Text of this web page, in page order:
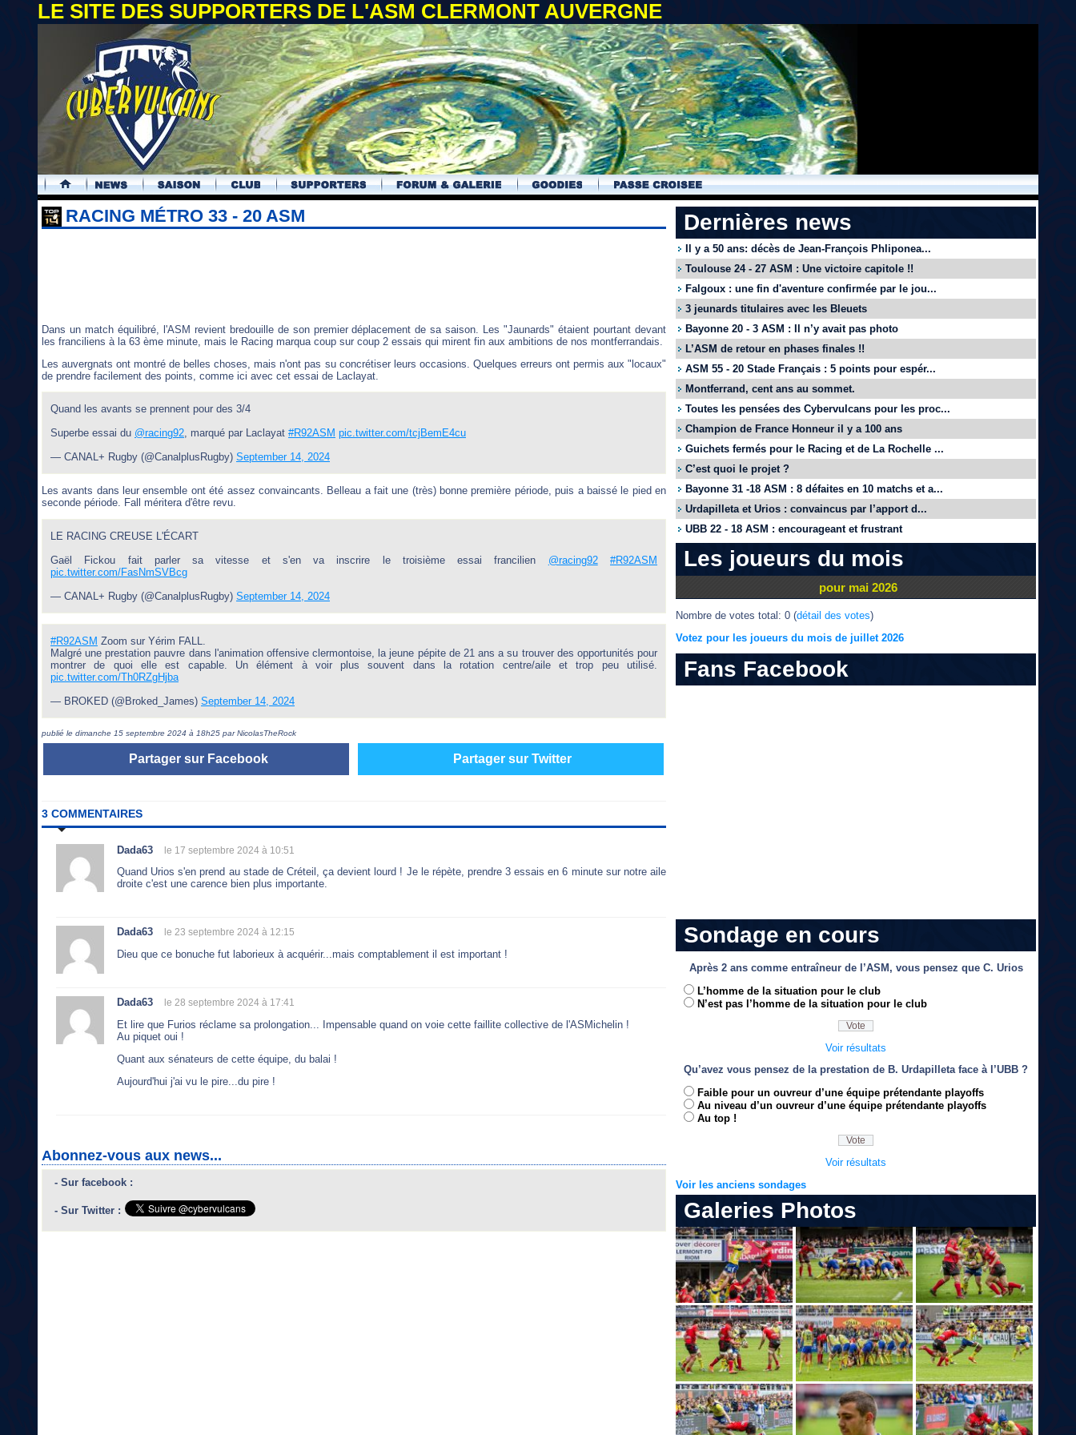
LE SITE DES SUPPORTERS DE L'ASM CLERMONT AUVERGNE
.
RACING MÉTRO 33 - 20 ASM
Dans un match équilibré, l'ASM revient bredouille de son premier déplacement de sa saison. Les "Jaunards" étaient pourtant devant
les franciliens à la 63 ème minute, mais le Racing marqua coup sur coup 2 essais qui mirent fin aux ambitions de nos montferrandais.
Les auvergnats ont montré de belles choses, mais n'ont pas su concrétiser leurs occasions. Quelques erreurs ont permis aux "locaux"
de prendre facilement des points, comme ici avec cet essai de Laclayat.
Quand les avants se prennent pour des 3/4
Superbe essai du @racing92, marqué par Laclayat #R92ASM pic.twitter.com/tcjBemE4cu
— CANAL+ Rugby (@CanalplusRugby) September 14, 2024
Les avants dans leur ensemble ont été assez convaincants. Belleau a fait une (très) bonne première période, puis a baissé le pied en
seconde période. Fall méritera d'être revu.
LE RACING CREUSE L'ÉCART
Gaël Fickou fait parler sa vitesse et s'en va inscrire le troisième essai francilien @racing92
#R92ASM
pic.twitter.com/FasNmSVBcg
— CANAL+ Rugby (@CanalplusRugby) September 14, 2024
#R92ASM Zoom sur Yérim FALL.
Malgré une prestation pauvre dans l'animation offensive clermontoise, la jeune pépite de 21 ans a su trouver des opportunités pour
montrer de quoi elle est capable. Un élément à voir plus souvent dans la rotation centre/aile et trop peu utilisé.
pic.twitter.com/Th0RZgHjba
— BROKED (@Broked_James) September 14, 2024
publié le dimanche 15 septembre 2024 à 18h25 par NicolasTheRock
Partager sur Facebook Partager sur Twitter
3 COMMENTAIRES
Dada63 le 17 septembre 2024 à 10:51
Quand Urios s'en prend au stade de Créteil, ça devient lourd ! Je le répète, prendre 3 essais en 6 minute sur notre aile
droite c'est une carence bien plus importante.
Dada63 le 23 septembre 2024 à 12:15
Dieu que ce bonuche fut laborieux à acquérir...mais comptablement il est important !
Dada63 le 28 septembre 2024 à 17:41
Et lire que Furios réclame sa prolongation... Impensable quand on voie cette faillite collective de l'ASMichelin !
Au piquet oui !
Quant aux sénateurs de cette équipe, du balai !
Aujourd'hui j'ai vu le pire...du pire !
Abonnez-vous aux news...
- Sur facebook :
- Sur Twitter :
Dernières news
Il y a 50 ans: décès de Jean-François Phliponea...
Toulouse 24 - 27 ASM : Une victoire capitole !!
Falgoux : une fin d'aventure confirmée par le jou...
3 jeunards titulaires avec les Bleuets
Bayonne 20 - 3 ASM : Il n’y avait pas photo
L’ASM de retour en phases finales !!
ASM 55 - 20 Stade Français : 5 points pour espér...
Montferrand, cent ans au sommet.
Toutes les pensées des Cybervulcans pour les proc...
Champion de France Honneur il y a 100 ans
Guichets fermés pour le Racing et de La Rochelle ...
C’est quoi le projet ?
Bayonne 31 -18 ASM : 8 défaites en 10 matchs et a...
Urdapilleta et Urios : convaincus par l’apport d...
UBB 22 - 18 ASM : encourageant et frustrant
Les joueurs du mois
pour mai 2026
Nombre de votes total: 0 (détail des votes)
Votez pour les joueurs du mois de juillet 2026
Fans Facebook
Sondage en cours
Après 2 ans comme entraîneur de l’ASM, vous pensez que C. Urios
L’homme de la situation pour le club
N’est pas l’homme de la situation pour le club
Voir résultats
Qu’avez vous pensez de la prestation de B. Urdapilleta face à l’UBB ?
Faible pour un ouvreur d’une équipe prétendante playoffs
Au niveau d’un ouvreur d’une équipe prétendante playoffs
Au top !
Voir résultats
Voir les anciens sondages
Galeries Photos